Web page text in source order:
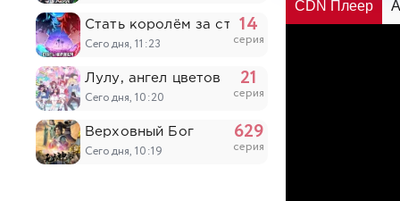
CDN Плеер
Стать королём за сто дней
Сегодня, 11:23
14
серия
Лулу, ангел цветов
Сегодня, 10:20
21
серия
Верховный Бог
Сегодня, 10:19
629
серия